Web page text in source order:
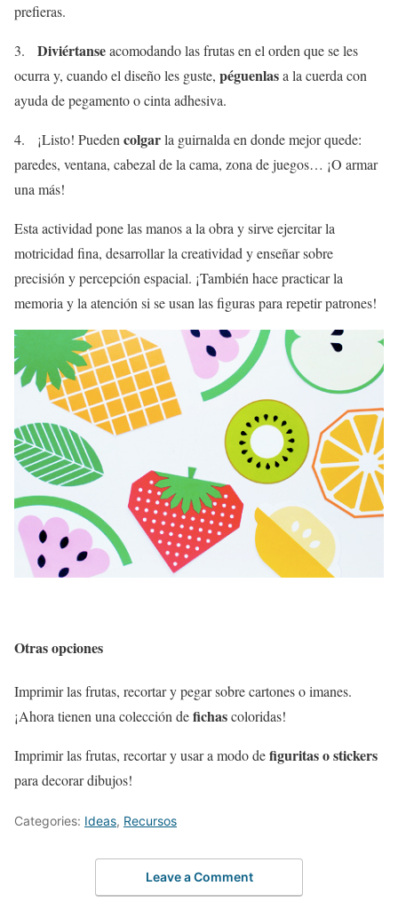
prefieras.
3. Diviértanseacomodando las frutas en el orden que se les
ocurra y, cuando el diseño les guste, péguenlasa la cuerda con
ayuda de pegamento o cinta adhesiva.
4. ¡Listo! Pueden colgarla guirnalda en donde mejor quede:
paredes, ventana, cabezal de la cama, zona de juegos… ¡O armar
una más!
Esta actividad pone las manos a la obra y sirve ejercitar la
motricidad fina, desarrollar la creatividad y enseñar sobre
precisión y percepción espacial. ¡También hace practicar la
memoria y la atención si se usan las figuras para repetir patrones!
Otras opciones
Imprimir las frutas, recortar y pegar sobre cartones o imanes.
¡Ahora tienen una colección defichascoloridas!
Imprimir las frutas, recortar y usar a modo defiguritas o stickers
para decorar dibujos!
Categories: Ideas, Recursos
Leave a Comment